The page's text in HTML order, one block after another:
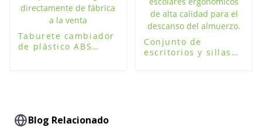
Taburete cambiador
de plástico ABS
Conjunto de
escritorios y sillas
Blog Relacionado